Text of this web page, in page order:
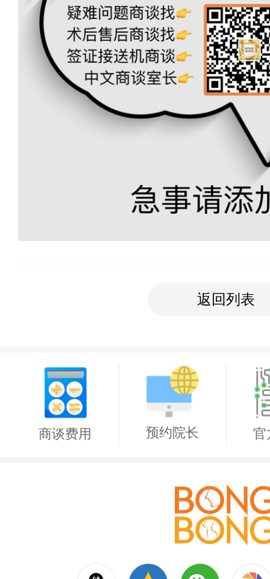
返回列表
商谈费用 预约院长 官